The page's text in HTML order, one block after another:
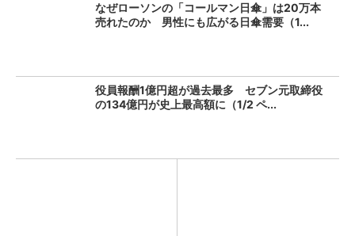
なぜローソンの「コールマン日傘」は20万本
売れたのか 男性にも広がる日傘需要（1...
役員報酬1億円超が過去最多 セブン元取締役
の134億円が史上最高額に（1/2 ペ...